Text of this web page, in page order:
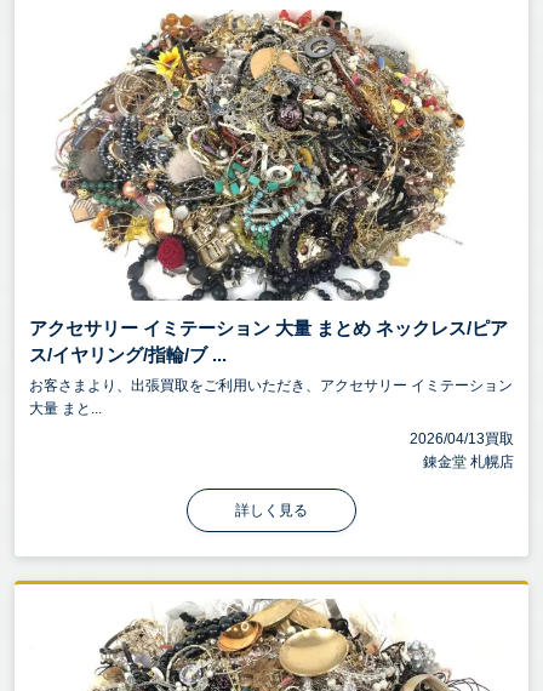
アクセサリー イミテーション 大量 まとめ ネックレス/ピア
ス/イヤリング/指輪/ブ ...
お客さまより、出張買取をご利用いただき、アクセサリー イミテーション
大量 まと...
2026/04/13買取
錬金堂 札幌店
詳しく見る